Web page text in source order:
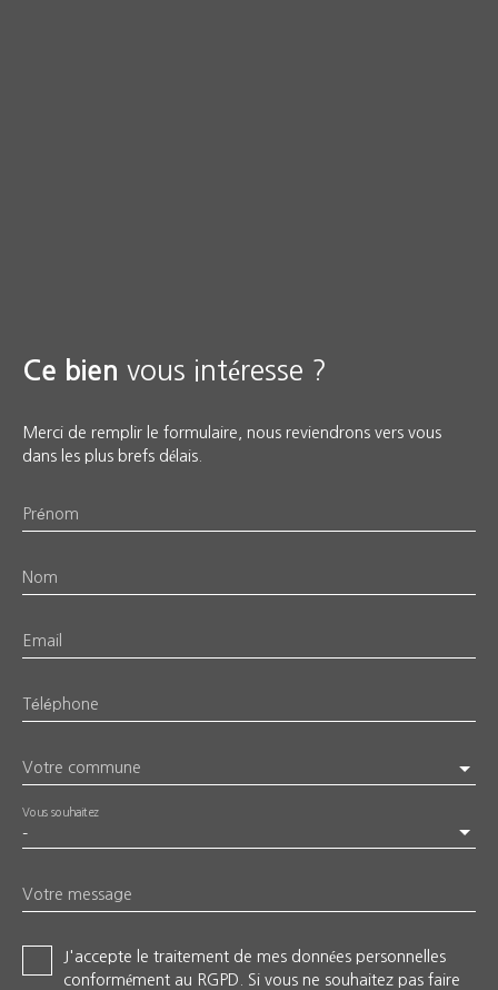
Ce bien vous intéresse ?
Merci de remplir le formulaire, nous reviendrons vers vous
dans les plus brefs délais.
Prénom
Nom
Email
Téléphone
Votre commune
-
Vous souhaitez
Votre message
J'accepte le traitement de mes données personnelles
conformément au RGPD. Si vous ne souhaitez pas faire